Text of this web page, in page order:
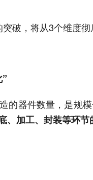
破，将从3个维度
的器件数量，是规
、加工、封装等环节